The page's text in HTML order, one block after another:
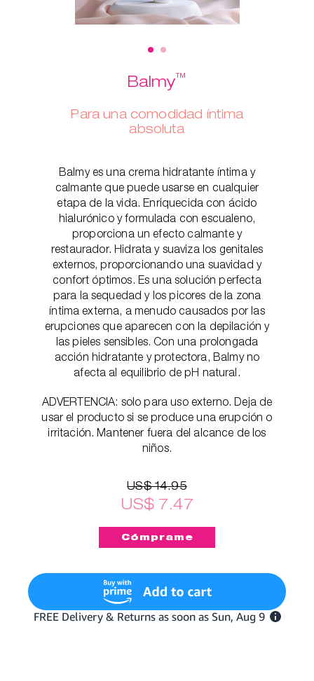
Balmy™
Para una comodidad íntima
absoluta
Balmy es una crema hidratante íntima y
calmante que puede usarse en cualquier
etapa de la vida. Enriquecida con ácido
hialurónico y formulada con escualeno,
proporciona un efecto calmante y
restaurador. Hidrata y suaviza los genitales
externos, proporcionando una suavidad y
confort óptimos. Es una solución perfecta
para la sequedad y los picores de la zona
íntima externa, a menudo causados por las
erupciones que aparecen con la depilación y
las pieles sensibles. Con una prolongada
acción hidratante y protectora, Balmy no
afecta al equilibrio de pH natural.
ADVERTENCIA: solo para uso externo. Deja de
usar el producto si se produce una erupción o
irritación. Mantener fuera del alcance de los
niños.
US$ 14.95
US$ 7.47